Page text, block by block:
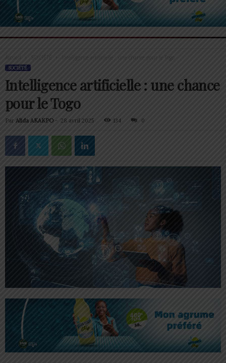
Accueil Intelligence artificielle : une chance pour le Togo
SOCIÉTÉ
Intelligence artificielle : une chance
pour le Togo
Par Alida AKAKPO- 28 avril 2025 134 0